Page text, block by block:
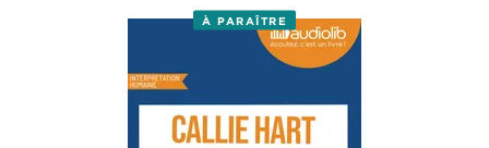
À PARAÎTRE